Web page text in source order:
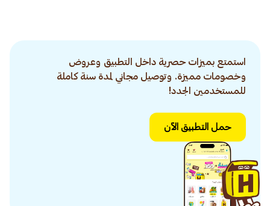
استمتع بميزات حصرية داخل التطبيق وعروض
وخصومات مميزة. وتوصيل مجاني لمدة سنة كاملة
للمستخدمين الجدد!
حمل التطبيق الآن